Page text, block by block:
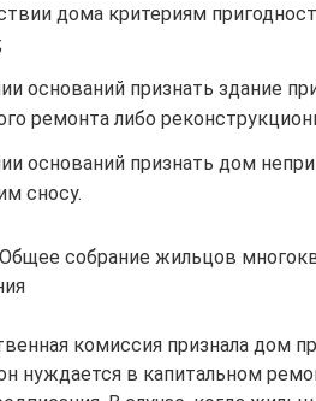
дома критериям
оснований признать здание
ремонта либо
оснований признать дом
сносу.
собрание жильцов
комиссия признала дом
нуждается в капитальном